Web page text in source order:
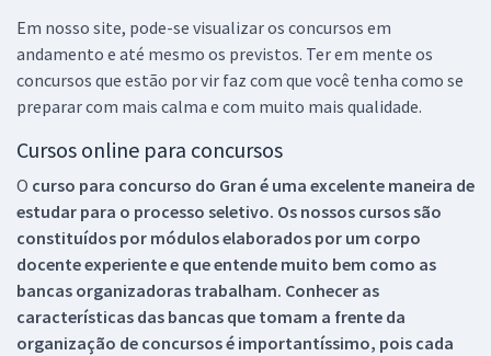
Em nosso site, pode-se visualizar os concursos em
andamento e até mesmo os previstos. Ter em mente os
concursos que estão por vir faz com que você tenha como se
preparar com mais calma e com muito mais qualidade.
Cursos online para concursos
O curso para concurso do Gran é uma excelente maneira de
estudar para o processo seletivo. Os nossos cursos são
constituídos por módulos elaborados por um corpo
docente experiente e que entende muito bem como as
bancas organizadoras trabalham. Conhecer as
características das bancas que tomam a frente da
organização de concursos é importantíssimo, pois cada